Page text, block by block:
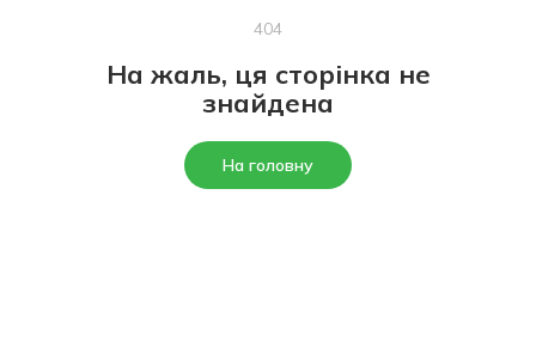
404
На жаль, ця сторінка не
знайдена
На головну